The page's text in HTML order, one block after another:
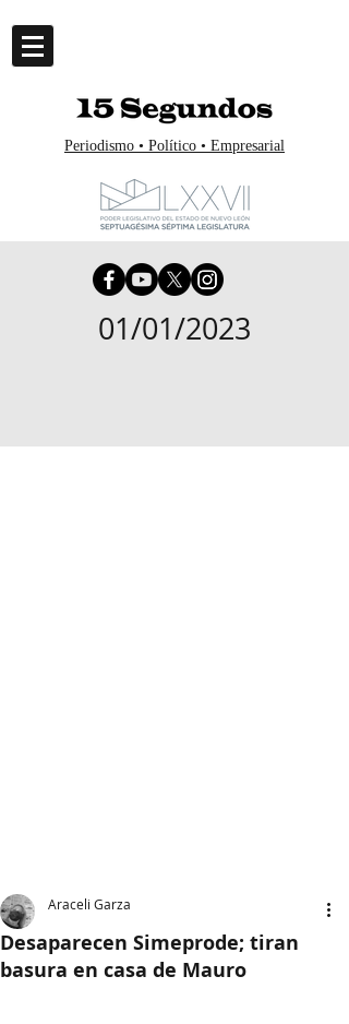
Periodismo • Político • Empresarial
01/01/2023
Desaparecen Simeprode; tiran
basura en casa de Mauro
Araceli Garza